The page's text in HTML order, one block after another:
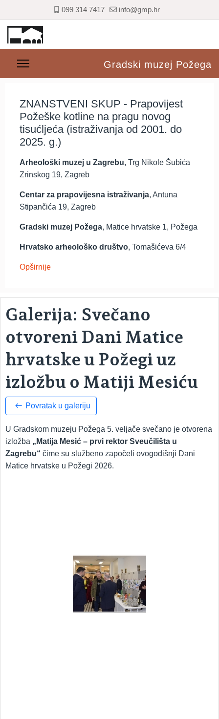
099 314 7417 info@gmp.hr
Gradski muzej Požega
ZNANSTVENI SKUP - Prapovijest
Požeške kotline na pragu novog
tisućljeća (istraživanja od 2001. do
2025. g.)
Arheološki muzej u Zagrebu, Trg Nikole Šubića
Zrinskog 19, Zagreb
Centar za prapovijesna istraživanja, Antuna
Stipančića 19, Zagreb
Gradski muzej Požega, Matice hrvatske 1, Požega
Hrvatsko arheološko društvo, Tomašićeva 6/4
Opširnije
Galerija: Svečano
otvoreni Dani Matice
hrvatske u Požegi uz
izložbu o Matiji Mesiću
Povratak u galeriju
U Gradskom muzeju Požega 5. veljače svečano je otvorena
izložba „Matija Mesić – prvi rektor Sveučilišta u
Zagrebu“ čime su službeno započeli ovogodišnji Dani
Matice hrvatske u Požegi 2026.